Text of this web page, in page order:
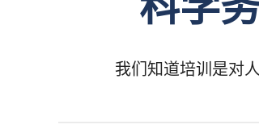
我们知道培训是对